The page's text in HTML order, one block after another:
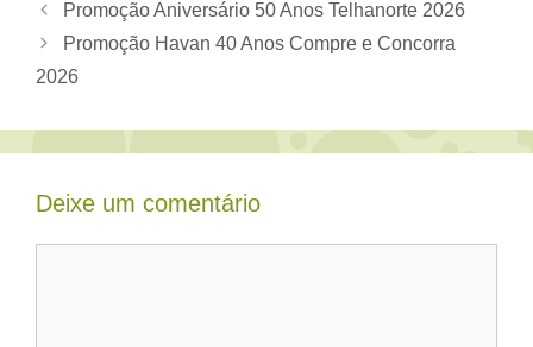
Promoção Aniversário 50 Anos Telhanorte 2026
Promoção Havan 40 Anos Compre e Concorra
2026
Deixe um comentário